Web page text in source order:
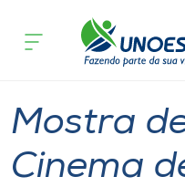
Cursos
Pesquisa
acontece
Mostra
Cinema